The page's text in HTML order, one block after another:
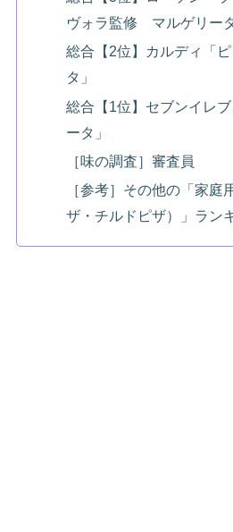
ヴォラ監修 マルゲリータ
総合【2位】カルディ「
タ」
総合【1位】セブンイレ
ータ」
［味の調査］審査員
［参考］その他の「家庭
ザ・チルドピザ）」ラン